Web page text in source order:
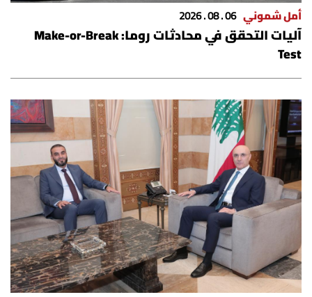
شروط الإشتراك
أمل شموني 06 . 08 . 2026
آليات التحقق في محادثات روما: Make-or-Break
Test